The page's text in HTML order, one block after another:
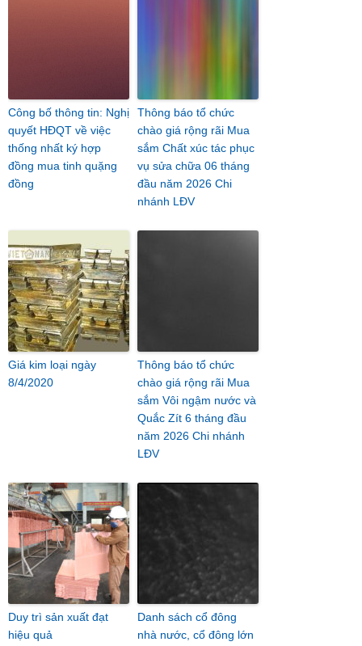
Công bố thông tin: Nghị
quyết HĐQT về việc
thống nhất ký hợp
đồng mua tinh quặng
đồng
Thông báo tổ chức
chào giá rộng rãi Mua
sắm Chất xúc tác phục
vụ sửa chữa 06 tháng
đầu năm 2026 Chi
nhánh LĐV
Giá kim loại ngày
8/4/2020
Thông báo tổ chức
chào giá rộng rãi Mua
sắm Vôi ngậm nước và
Quắc Zít 6 tháng đầu
năm 2026 Chi nhánh
LĐV
Duy trì sản xuất đạt
hiệu quả
Danh sách cổ đông
nhà nước, cổ đông lớn